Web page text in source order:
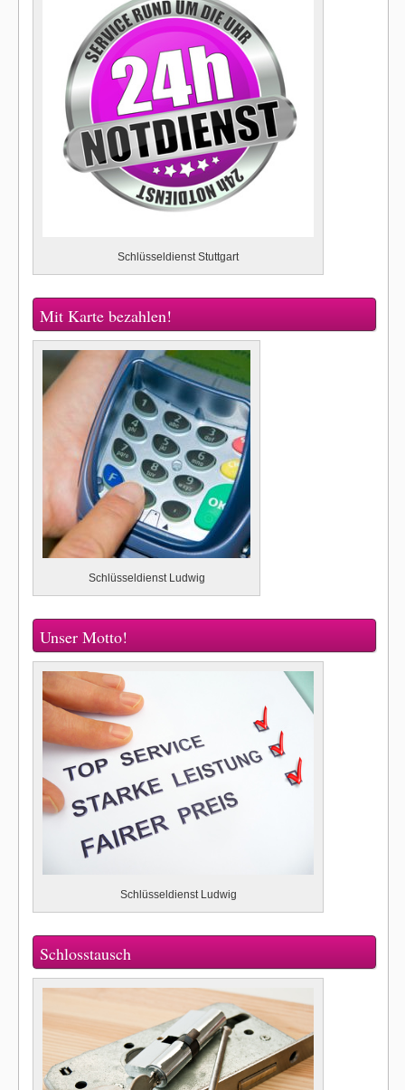
Schlüsseldienst Stuttgart
Mit Karte bezahlen!
Schlüsseldienst Ludwig
Unser Motto!
Schlüsseldienst Ludwig
Schlosstausch